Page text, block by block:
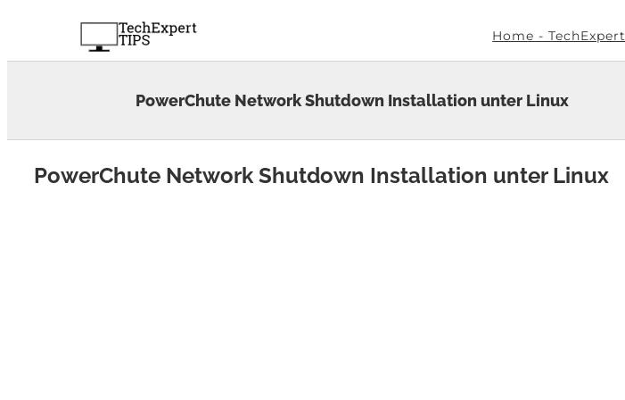
Home - TechExpert
PowerChute Network Shutdown Installation unter Linux
PowerChute Network Shutdown Installation unter Linux